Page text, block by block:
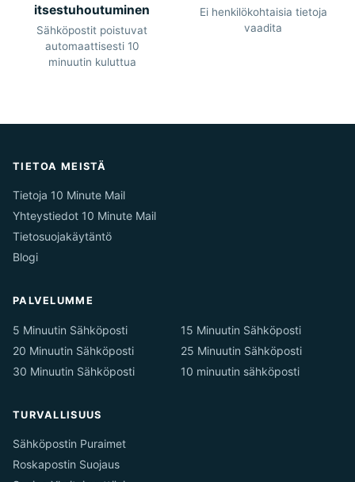
itsestuhoutuminen
Sähköpostit poistuvat
automaattisesti 10
minuutin kuluttua
Ei henkilökohtaisia tietoja
vaadita
TIETOA MEISTÄ
Tietoja 10 Minute Mail
Yhteystiedot 10 Minute Mail
Tietosuojakäytäntö
Blogi
PALVELUMME
5 Minuutin Sähköposti
15 Minuutin Sähköposti
20 Minuutin Sähköposti
25 Minuutin Sähköposti
30 Minuutin Sähköposti
10 minuutin sähköposti
TURVALLISUUS
Sähköpostin Puraimet
Roskapostin Suojaus